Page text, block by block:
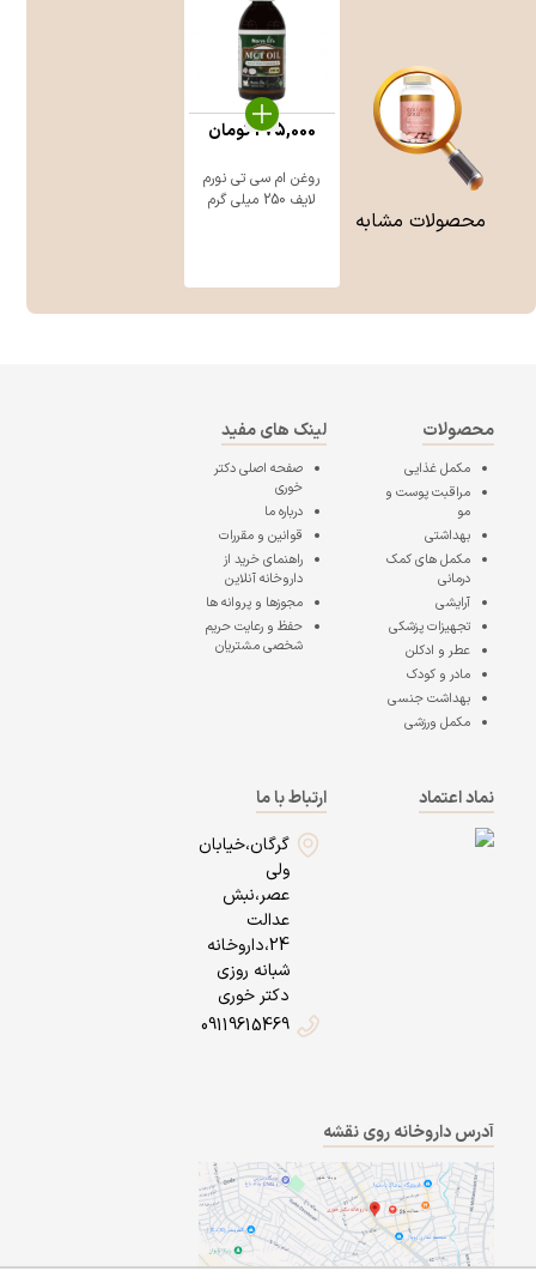
محصولات مشابه
روغن ام سی تی نورم
لایف 250 میلی گرم
275,000تومان
محصولات
مکمل غذایی
مراقبت پوست و
مو
بهداشتی
مکمل های کمک
درمانی
آرایشی
تجهیزات پزشکی
عطر و ادکلن
مادر و کودک
بهداشت جنسی
مکمل ورزشی
لینک های مفید
صفحه اصلیدکتر
خوری
درباره ما
قوانین و مقررات
راهنمای خرید از
داروخانه آنلاین
مجوزها و پروانه ها
حفظ و رعایت حریم
شخصی مشتریان
نماد اعتماد
ارتباط با ما
گرگان،خیابان
ولی
عصر،نبش
عدالت
24،داروخانه
شبانه روزی
دکتر خوری
09119615469
آدرس داروخانه روی نقشه